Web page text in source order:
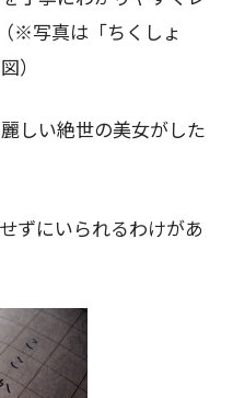
※写真は「ちくしょ
）
しい絶世の美女がした
ずにいられるわけがあ